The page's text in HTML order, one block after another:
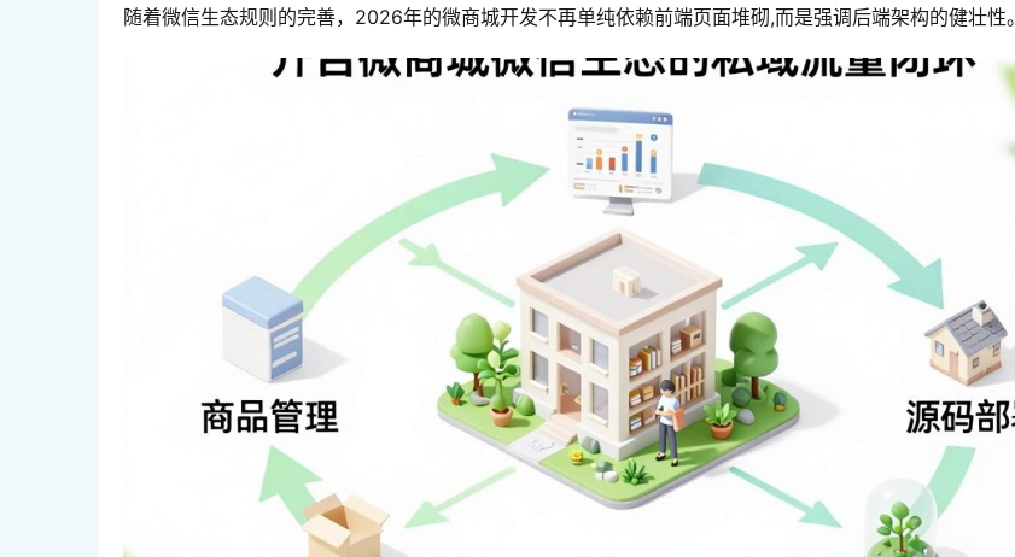
随着微信生态规则的完善，2026年的微商城开发不再单纯依赖前端页面堆砌,而是强调后端架构的健壮性。